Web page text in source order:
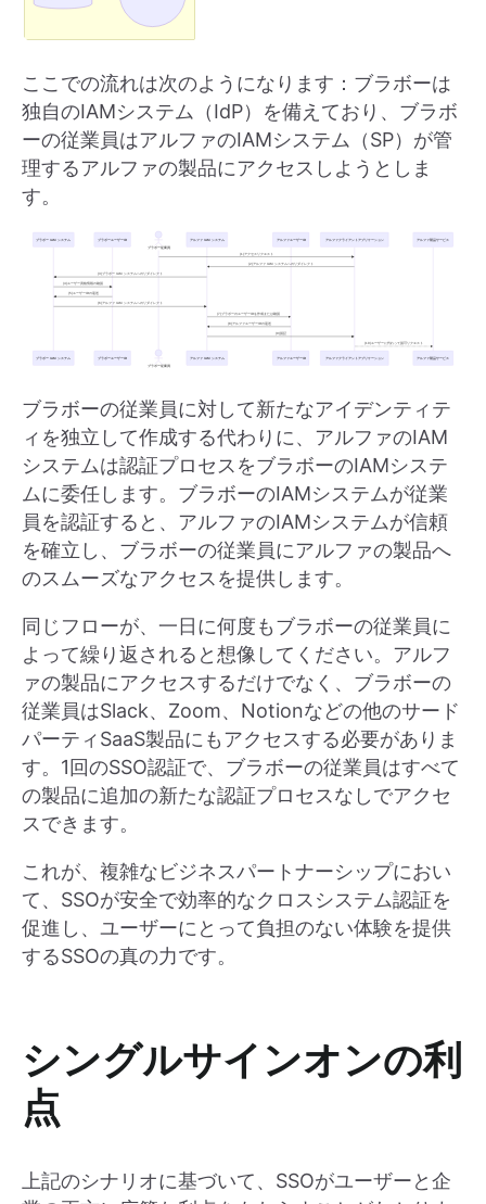
ここでの流れは次のようになります：ブラボーは
独自のIAMシステム（IdP）を備えており、ブラボ
ーの従業員はアルファのIAMシステム（SP）が管
理するアルファの製品にアクセスしようとしま
す。
ブラボーの従業員に対して新たなアイデンティテ
ィを独立して作成する代わりに、アルファのIAM
システムは認証プロセスをブラボーのIAMシステ
ムに委任します。ブラボーのIAMシステムが従業
員を認証すると、アルファのIAMシステムが信頼
を確立し、ブラボーの従業員にアルファの製品へ
のスムーズなアクセスを提供します。
同じフローが、一日に何度もブラボーの従業員に
よって繰り返されると想像してください。アルフ
ァの製品にアクセスするだけでなく、ブラボーの
従業員はSlack、Zoom、Notionなどの他のサード
パーティSaaS製品にもアクセスする必要がありま
す。1回のSSO認証で、ブラボーの従業員はすべて
の製品に追加の新たな認証プロセスなしでアクセ
スできます。
これが、複雑なビジネスパートナーシップにおい
て、SSOが安全で効率的なクロスシステム認証を
促進し、ユーザーにとって負担のない体験を提供
するSSOの真の力です。
シングルサインオンの利
点
上記のシナリオに基づいて、SSOがユーザーと企